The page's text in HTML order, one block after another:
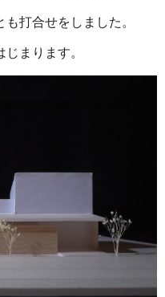
打合せをしました。
まります。